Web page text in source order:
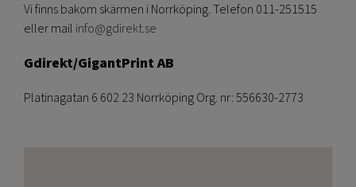
Vi finns bakom skärmen i Norrköping. Telefon 011-251515
eller mail info@gdirekt.se
Gdirekt/GigantPrint AB
Platinagatan 6 602 23 Norrköping Org. nr: 556630-2773